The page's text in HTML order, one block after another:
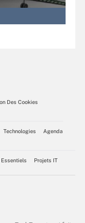
Des Cookies
Technologies
Agenda
Projets IT